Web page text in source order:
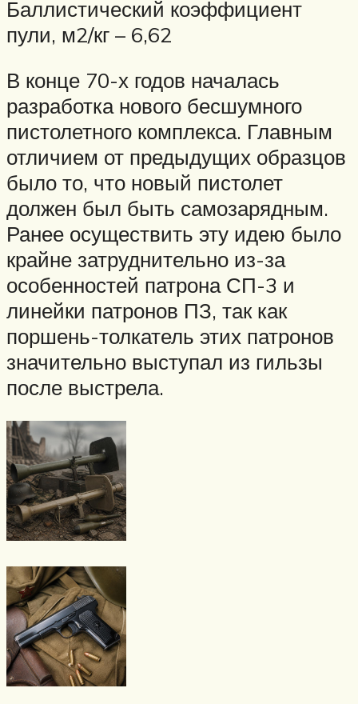
Баллистический коэффициент
пули, м2/кг – 6,62
В конце 70-х годов началась
разработка нового бесшумного
пистолетного комплекса. Главным
отличием от предыдущих образцов
было то, что новый пистолет
должен был быть самозарядным.
Ранее осуществить эту идею было
крайне затруднительно из-за
особенностей патрона СП-3 и
линейки патронов ПЗ, так как
поршень-толкатель этих патронов
значительно выступал из гильзы
после выстрела.